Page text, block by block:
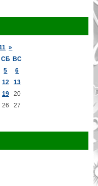
»
СБ ВС
5
6
12
13
19
20
26
27